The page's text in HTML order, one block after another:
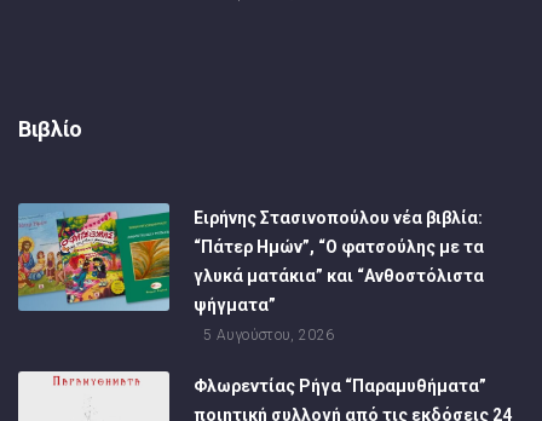
Βιβλίο
Ειρήνης Στασινοπούλου νέα βιβλία:
“Πάτερ Ημών”, “Ο φατσούλης με τα
γλυκά ματάκια” και “Ανθοστόλιστα
ψήγματα”
5 Αυγούστου, 2026
Φλωρεντίας Ρήγα “Παραμυθήματα”
ποιητική συλλογή από τις εκδόσεις 24